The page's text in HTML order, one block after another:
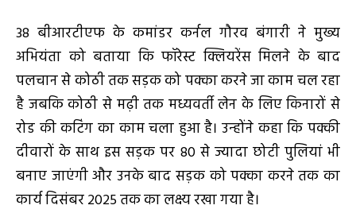
38 बीआरटीएफ के कमांडर कर्नल गौरव बंगारी ने मुख्य
अभियंता को बताया कि फॉरेस्ट क्लियरेंस मिलने के बाद
पलचान से कोठी तक सड़क को पक्का करने जा काम चल रहा
है जबकि कोठी से मढ़ी तक मध्यवर्ती लेन के लिए किनारों से
रोड की कटिंग का काम चला हुआ है। उन्होंने कहा कि पक्की
दीवारों के साथ इस सड़क पर 80 से ज्यादा छोटी पुलियां भी
बनाए जाएंगी और उनके बाद सड़क को पक्का करने तक का
कार्य दिसंबर 2025 तक का लक्ष्य रखा गया है।